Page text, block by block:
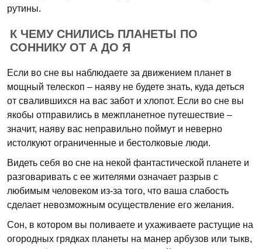
рутины.
К ЧЕМУ СНИЛИСЬ ПЛАНЕТЫ ПО
СОННИКУ ОТ А ДО Я
Если во сне вы наблюдаете за движением планет в
мощный телескоп – наяву не будете знать, куда деться
от свалившихся на вас забот и хлопот. Если во сне вы
якобы отправились в межпланетное путешествие –
значит, наяву вас неправильно поймут и неверно
истолкуют ограниченные и бестолковые люди.
Видеть себя во сне на некой фантастической планете и
разговаривать с ее жителями означает разрыв с
любимым человеком из-за того, что ваша слабость
сделает невозможным осуществление его желания.
Сон, в котором вы поливаете и ухаживаете растущие на
огородных грядках планеты на манер арбузов или тыкв,